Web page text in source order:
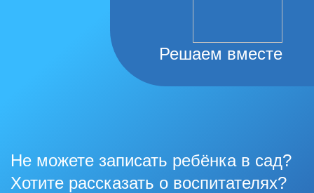
Решаем вместе
Не можете записать ребёнка в сад?
Хотите рассказать о воспитателях?